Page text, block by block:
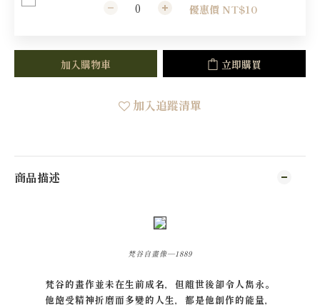
優惠價 NT$10
加入購物車 立即購買
加入追蹤清單
商品描述
梵谷自畫像—1889
梵谷的畫作並未在生前成名，但離世後卻令人雋永。
他飽受精神折磨而多變的人生，都是他創作的能量，